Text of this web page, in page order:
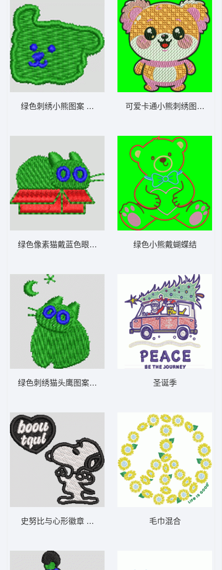
史努比与心形徽章 史路比
可爱卡通小熊刺绣图案 图
绿色小熊戴蝴蝶结
圣诞季
毛巾混合